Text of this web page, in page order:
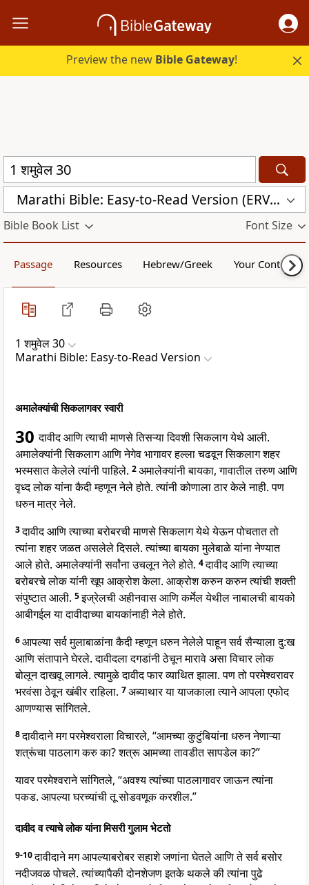
Preview the new Bible Gateway!
Marathi Bible: Easy-to-Read Version (ERV-MR)
Bible Book List Font Size
Passage Resources Hebrew/Greek Your Content
1 शमुवेल 30
Marathi Bible: Easy-to-Read Version
अमालेक्यांची सिकलागवर स्वारी
30दावीद आणि त्याची माणसे तिसऱ्या दिवशी सिकलाग येथे आली.
अमालेक्यांनी सिकलाग आणि नेगेव भागावर हल्ला चढवून सिकलाग शहर
भस्मसात केलेले त्यांनी पाहिले. 2अमालेक्यांनी बायका, गावातील तरुण आणि
वृध्द लोक यांना कैदी म्हणून नेले होते. त्यांनी कोणाला ठार केले नाही. पण
धरुन मात्र नेले.
3दावीद आणि त्याच्या बरोबरची माणसे सिकलाग येथे येऊन पोचतात तो
त्यांना शहर जळत असलेले दिसले. त्यांच्या बायका मुलेबाळे यांना नेण्यात
आले होते. अमालेक्यांनी सर्वांना उचलून नेले होते. 4दावीद आणि त्याच्या
बरोबरचे लोक यांनी खूप आक्रोश केला. आक्रोश करुन करुन त्यांची शक्ती
संपुष्टात आली. 5इज्रेलची अहीनवास आणि कर्मेल येथील नाबालची बायको
आबीगईल या दावीदाच्या बायकांनाही नेले होते.
6आपल्या सर्व मुलाबाळांना कैदी म्हणून धरुन नेलेले पाहून सर्व सैन्याला दु:ख
आणि संतापाने घेरले. दावीदला दगडांनी ठेचून मारावे असा विचार लोक
बोलून दाखवू लागले. त्यामुळे दावीद फार व्याथित झाला. पण तो परमेश्वरावर
भरवंसा ठेवून खंबीर राहिला. 7अब्याथार या याजकाला त्याने आपला एफोद
आणण्यास सांगितले.
8दावीदाने मग परमेश्वराला विचारले, “आमच्या कुटुंबियांना धरुन नेणाऱ्या
शत्रूंचा पाठलाग करु का? शत्रू आमच्या तावडीत सापडेल का?”
यावर परमेश्वराने सांगितले, “अवश्य त्यांच्या पाठलागावर जाऊन त्यांना
पकड. आपल्या घरच्यांची तू सोडवणूक करशील.”
दावीद व त्याचे लोक यांना मिसरी गुलाम भेटतो
9-10दावीदाने मग आपल्याबरोबर सहाशे जणांना घेतले आणि ते सर्व बसोर
नदीजवळ पोचले. त्यांच्यापैकी दोनशेजण इतके थकले की त्यांना पुढे